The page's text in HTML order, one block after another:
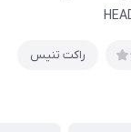
راکت تنیس